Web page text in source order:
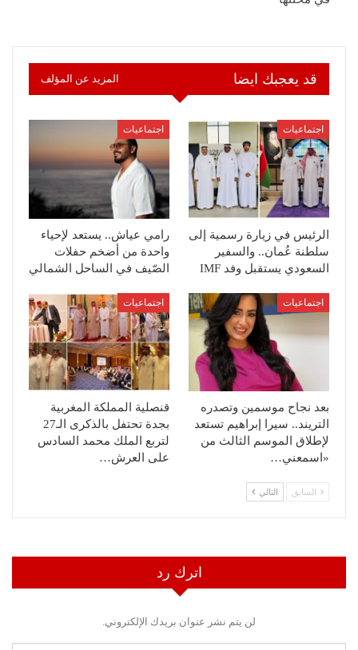
قد يعجبك ايضا المزيد عن المؤلف
اجتماعيات
الرئيس في زيارة رسمية إلى
سلطنة عُمان.. والسفير
السعودي يستقبل وفد IMF
اجتماعيات
رامي عياش.. يستعد لإحياء
واحدة من أضخم حفلات
الصّيف في الساحل الشمالي
اجتماعيات
بعد نجاح موسمين وتصدره
التريند.. سيرا إبراهيم تستعد
لإطلاق الموسم الثالث من
«اسمعني…
اجتماعيات
قنصلية المملكة المغربية
بجدة تحتفل بالذكرى الـ27
لتربع الملك محمد السادس
على العرش…
السابق التالي
اترك رد
لن يتم نشر عنوان بريدك الإلكتروني.